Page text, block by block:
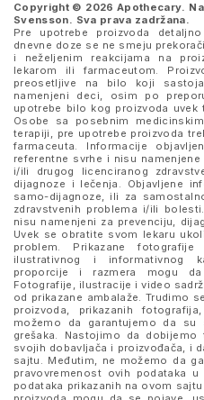
Copyright © 2026 Apothecary.
Svensson. Sva prava zadržana.
Pre upotrebe proizvoda
dnevne doze se ne smeju
i neželjenim reakcijama na
lekarom ili farmaceutom.
preosetljive na bilo koji
namenjeni deci, osim po
upotrebe bilo kog proizvoda
Osobe sa posebnim
terapiji, pre upotrebe proizvoda
farmaceuta. Informacije
referentne svrhe i nisu
i/ili drugog licenciranog
dijagnoze i lečenja. Objavljene
samo-dijagnoze, ili za
zdravstvenih problema i/ili
nisu namenjeni za prevenciju,
Uvek se obratite svom lekaru
problem. Prikazane
ilustrativnog i informativnog
proporcije i razmera mogu
Fotografije, ilustracije i video
od prikazane ambalaže. Trudimo
proizvoda, prikazanih
možemo da garantujemo da
grešaka. Nastojimo da
svojih dobavljača i proizvođača, i
sajtu. Međutim, ne možemo da
pravovremenost ovih podataka
podataka prikazanih na ovom